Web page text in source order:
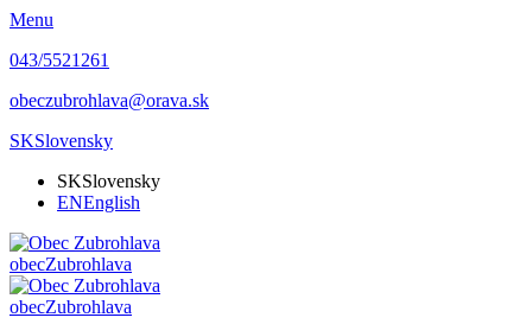
Menu
043/5521261
obeczubrohlava@orava.sk
SKSlovensky
SKSlovensky
ENEnglish
obecZubrohlava
obecZubrohlava